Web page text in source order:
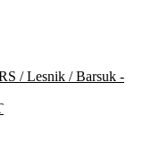
/ Lesnik / Barsuk -